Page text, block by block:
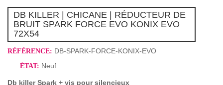
DB KILLER | CHICANE | RÉDUCTEUR DE
BRUIT SPARK FORCE EVO KONIX EVO
72X54
RÉFÉRENCE: DB-SPARK-FORCE-KONIX-EVO
ÉTAT: Neuf
Db killer Spark + vis pour silencieux